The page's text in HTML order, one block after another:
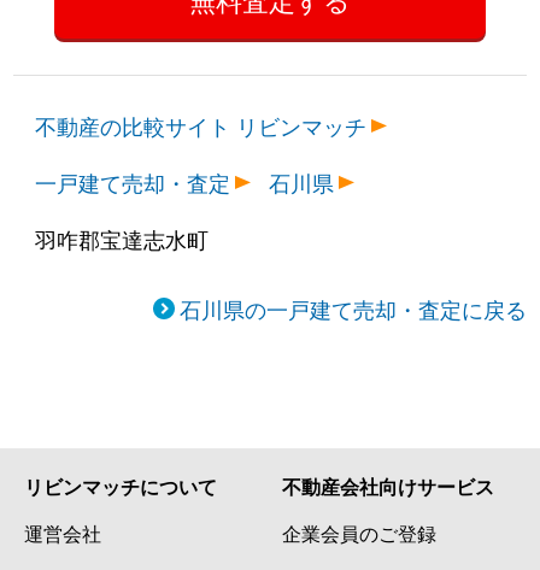
不動産の比較サイト リビンマッチ
一戸建て売却・査定
石川県
羽咋郡宝達志水町
石川県の一戸建て売却・査定に戻る
リビンマッチについて
運営会社
不動産会社向けサービス
企業会員のご登録